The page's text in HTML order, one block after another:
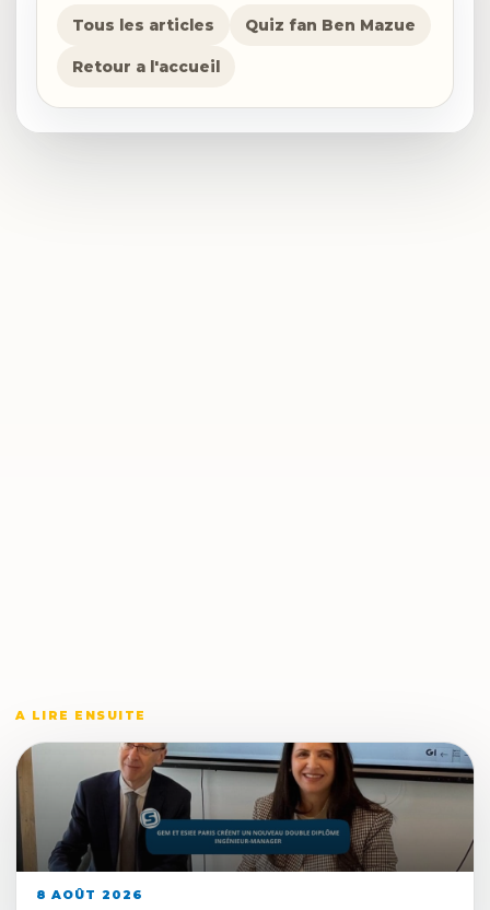
Tous les articles Quiz fan Ben Mazue
Retour a l'accueil
A LIRE ENSUITE
8 AOÛT 2026